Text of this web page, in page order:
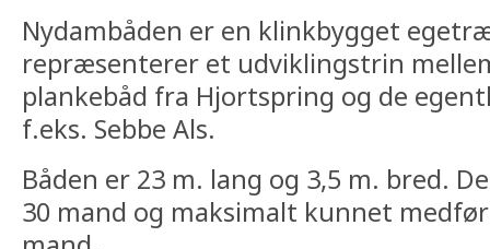
Nydambåden er en klinkbygget
repræsenterer et udviklingstrin
plankebåd fra Hjortspring og de
f.eks. Sebbe Als.
Båden er 23 m. lang og 3,5 m. bred.
30 mand og maksimalt kunnet